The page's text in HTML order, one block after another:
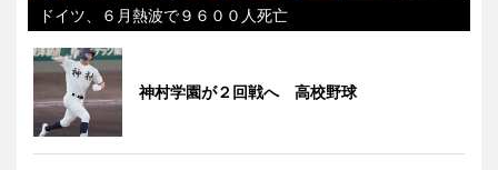
ドイツ、６月熱波で９６００人死亡
神村学園が２回戦へ 高校野球